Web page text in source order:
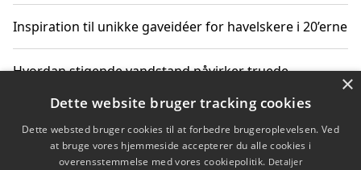
Inspiration til unikke gaveidéer for havelskere i 20’erne
Hvordan stigende vandstand påvirker truede
Sådan vælger du de bedste vandrerygsække til
vandreture i Danmark
×
Dette website bruger tracking cookies
Dette websted bruger cookies til at forbedre brugeroplevelsen. Ved
at bruge vores hjemmeside accepterer du alle cookies i
overensstemmelse med vores cookiepolitik. Detaljer